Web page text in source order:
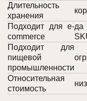
Длительность
хранения
Подходит для e-
commerce
да
Подходит для
пищевой
промышленности
Относительная
стоимость